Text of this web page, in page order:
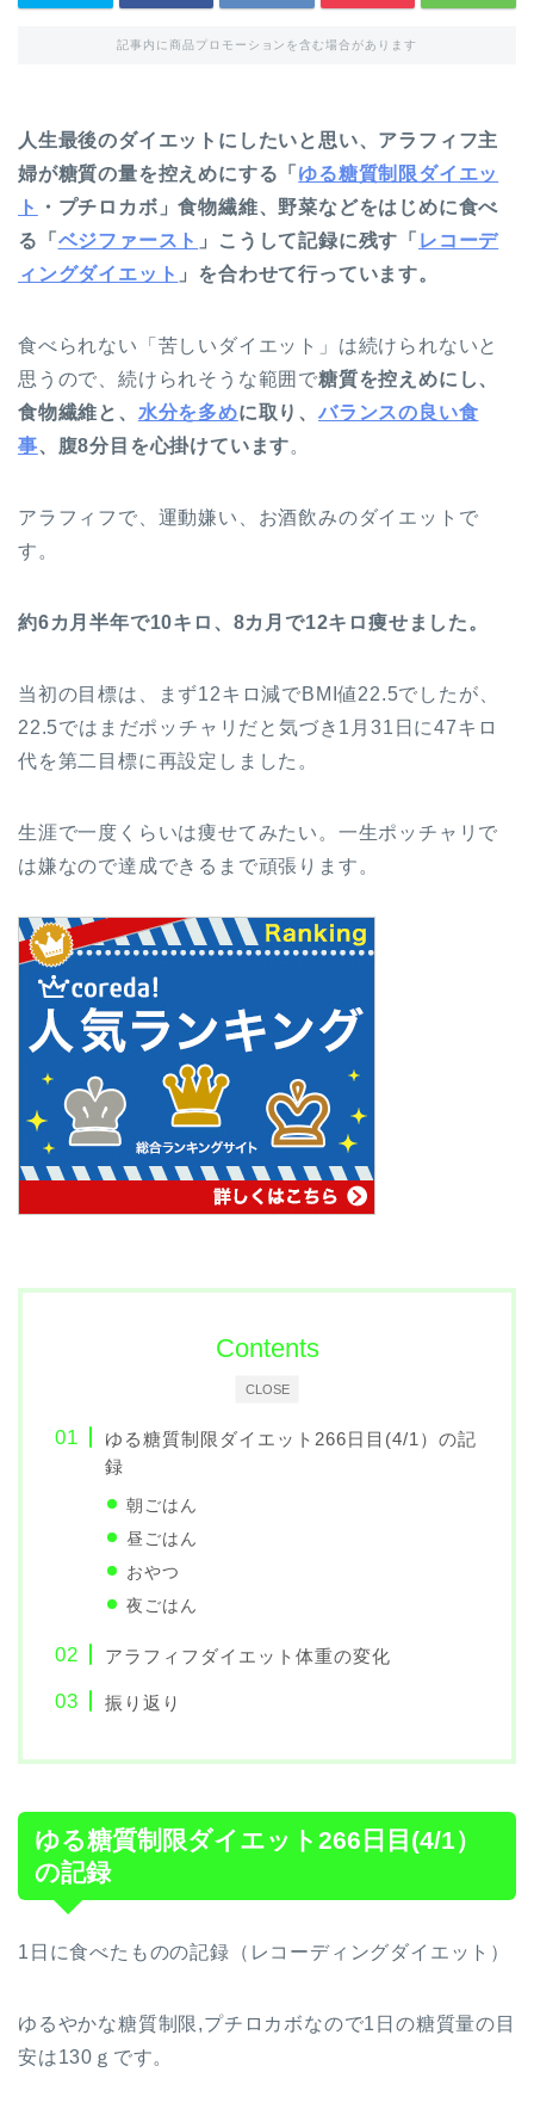
記事内に商品プロモーションを含む場合があります
人生最後のダイエットにしたいと思い、アラフィフ主
婦が糖質の量を控えめにする「 ゆる糖質制限ダイエッ
ト
・プチロカボ」食物繊維、野菜などをはじめに食べ
る「 ベジファースト 」こうして記録に残す「 レコーデ
ィングダイエット 」を合わせて行っています。
食べられない「苦しいダイエット」は続けられないと
思うので、続けられそうな範囲で糖質を控えめにし、
食物繊維と、 水分を多めに取り、バランスの良い食
事、腹8分目を心掛けています。
アラフィフで、運動嫌い、お酒飲みのダイエットで
す。
約6カ月半年で10キロ、8カ月で12キロ痩せました。
当初の目標は、まず12キロ減でBMI値22.5でしたが、
22.5ではまだポッチャリだと気づき1月31日に47キロ
代を第二目標に再設定しました。
生涯で一度くらいは痩せてみたい。一生ポッチャリで
は嫌なので達成できるまで頑張ります。
CLOSE
Contents
ゆる糖質制限ダイエット266日目(4/1）の記
録
朝ごはん
昼ごはん
おやつ
夜ごはん
アラフィフダイエット体重の変化
振り返り
ゆる糖質制限ダイエット266日目(4/1）
の記録
1日に食べたものの記録（レコーディングダイエット）
ゆるやかな糖質制限,プチロカボなので1日の糖質量の目
安は130ｇです。